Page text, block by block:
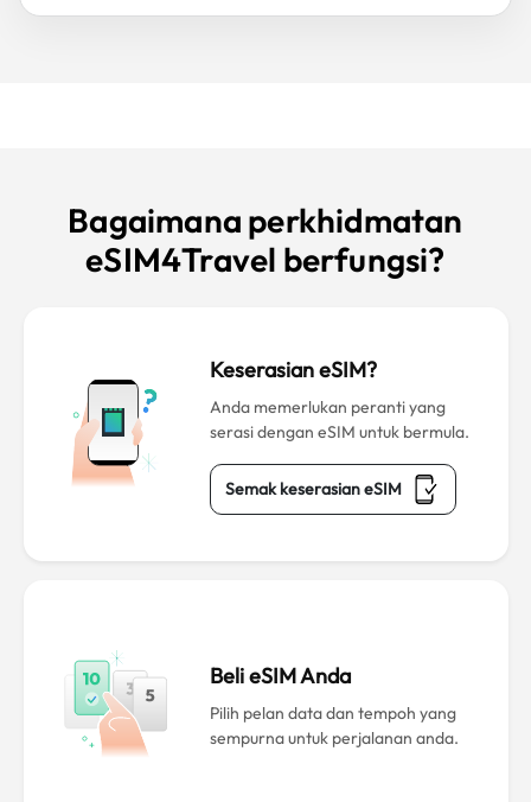
Bagaimana perkhidmatan
eSIM4Travel berfungsi?
Keserasian eSIM?
Anda memerlukan peranti yang
serasi dengan eSIM untuk bermula.
Semak keserasian eSIM
Beli eSIM Anda
Pilih pelan data dan tempoh yang
sempurna untuk perjalanan anda.